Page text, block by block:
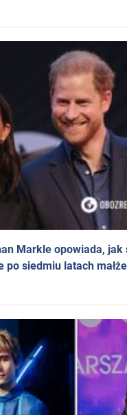
Markle opowiada, jak
po siedmiu latach